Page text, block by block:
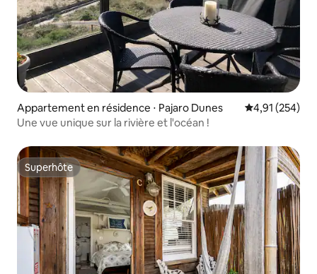
Appartement en résidence ⋅ Pajaro Dunes Évaluation
4,91 (254)
Une vue unique sur la rivière et l'océan !
Superhôte
Superhôte